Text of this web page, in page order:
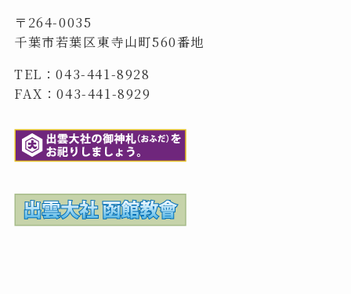
〒264-0035
千葉市若葉区東寺山町560番地
TEL：043-441-8928
FAX：043-441-8929